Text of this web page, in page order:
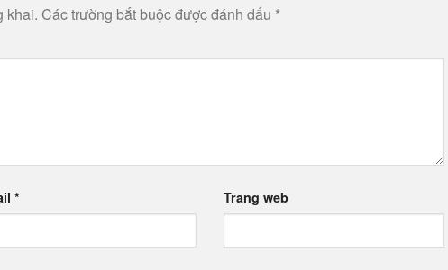
khai. Các trường bắt buộc được đánh dấu *
* Trang web